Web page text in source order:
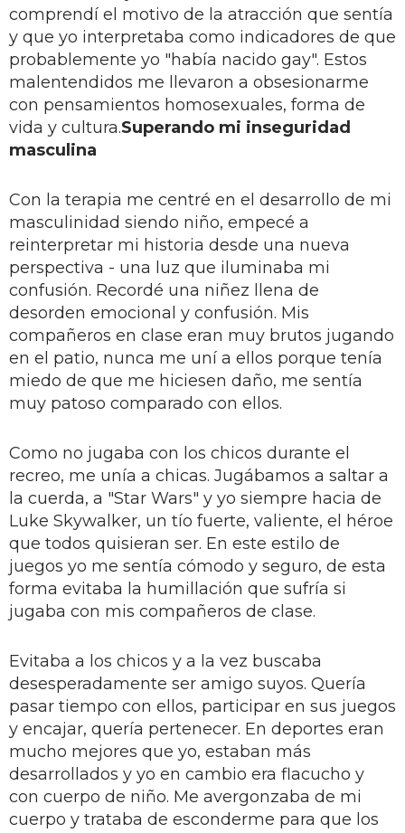
comprendí el motivo de la atracción que sentía
y que yo interpretaba como indicadores de que
probablemente yo "había nacido gay". Estos
malentendidos me llevaron a obsesionarme
con pensamientos homosexuales, forma de
vida y cultura.Superando mi inseguridad
masculina
Con la terapia me centré en el desarrollo de mi
masculinidad siendo niño, empecé a
reinterpretar mi historia desde una nueva
perspectiva - una luz que iluminaba mi
confusión. Recordé una niñez llena de
desorden emocional y confusión. Mis
compañeros en clase eran muy brutos jugando
en el patio, nunca me uní a ellos porque tenía
miedo de que me hiciesen daño, me sentía
muy patoso comparado con ellos.
Como no jugaba con los chicos durante el
recreo, me unía a chicas. Jugábamos a saltar a
la cuerda, a "Star Wars" y yo siempre hacia de
Luke Skywalker, un tío fuerte, valiente, el héroe
que todos quisieran ser. En este estilo de
juegos yo me sentía cómodo y seguro, de esta
forma evitaba la humillación que sufría si
jugaba con mis compañeros de clase.
Evitaba a los chicos y a la vez buscaba
desesperadamente ser amigo suyos. Quería
pasar tiempo con ellos, participar en sus juegos
y encajar, quería pertenecer. En deportes eran
mucho mejores que yo, estaban más
desarrollados y yo en cambio era flacucho y
con cuerpo de niño. Me avergonzaba de mi
cuerpo y trataba de esconderme para que los